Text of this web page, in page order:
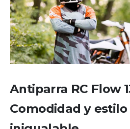
Antiparra RC Flow
Comodidad y